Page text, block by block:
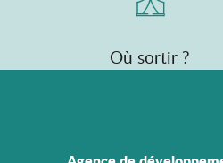
Où sortir ?